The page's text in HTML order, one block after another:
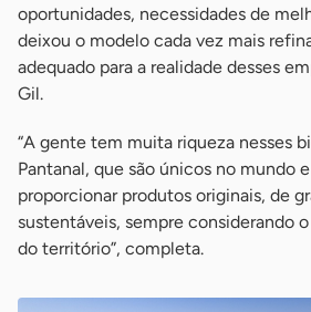
oportunidades, necessidades de
deixou o modelo cada vez mais
adequado para a realidade desses
Gil.
“A gente tem muita riqueza nesses
Pantanal, que são únicos no mundo
proporcionar produtos originais, de
sustentáveis, sempre considerando
do território”, completa.